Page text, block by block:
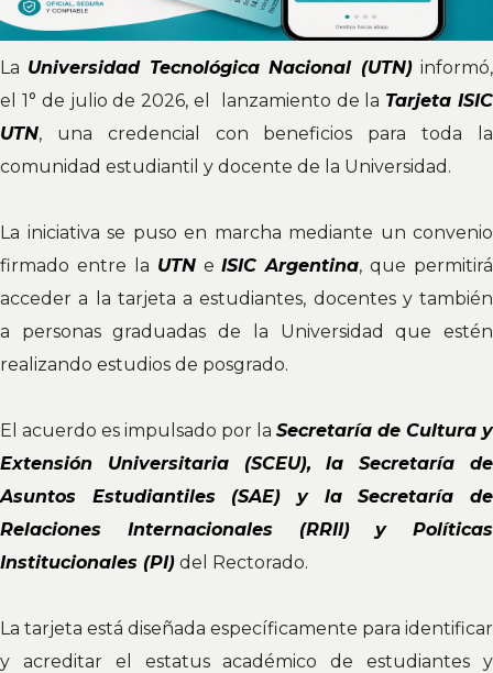
La Universidad Tecnológica Nacional (UTN)informó,
el 1° de julio de 2026, el lanzamiento de la Tarjeta ISIC
UTN, una credencial con beneficios para toda la
comunidad estudiantil y docente de la Universidad.
La iniciativa se puso en marcha mediante un convenio
firmado entre la UTNeISIC Argentina, que permitirá
acceder a la tarjeta a estudiantes, docentes y también
a personas graduadas de la Universidad que estén
realizando estudios de posgrado.
El acuerdo es impulsado por la Secretaría de Cultura y
Extensión Universitaria (SCEU), la Secretaría de
Asuntos Estudiantiles (SAE) y la Secretaría de
Relaciones Internacionales (RRII) y Políticas
Institucionales (PI) del Rectorado.
La tarjeta está diseñada específicamente para identificar
y acreditar el estatus académico de estudiantes y